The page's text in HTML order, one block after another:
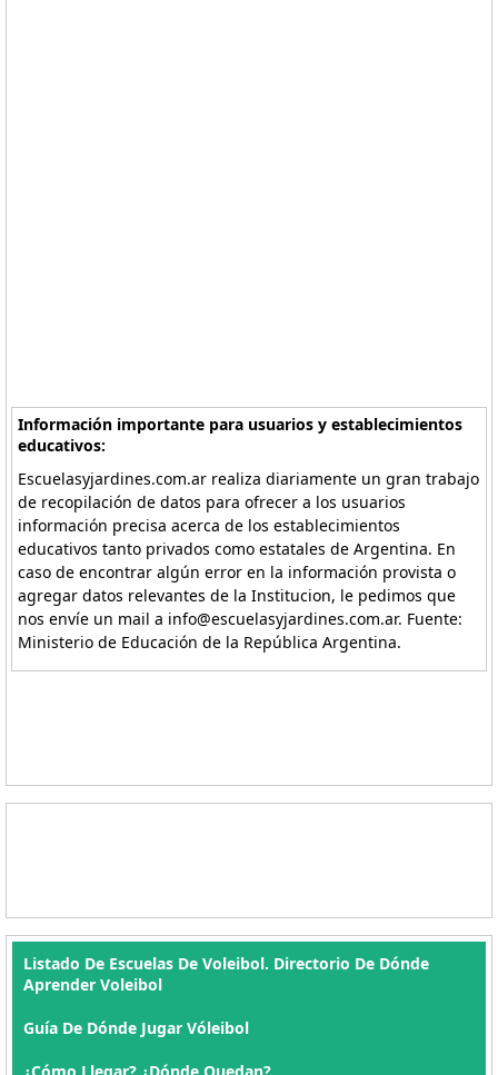
Información importante para usuarios y establecimientos
educativos:
Escuelasyjardines.com.ar realiza diariamente un gran trabajo
de recopilación de datos para ofrecer a los usuarios
información precisa acerca de los establecimientos
educativos tanto privados como estatales de Argentina. En
caso de encontrar algún error en la información provista o
agregar datos relevantes de la Institucion, le pedimos que
nos envíe un mail a info@escuelasyjardines.com.ar. Fuente:
Ministerio de Educación de la República Argentina.
Listado De Escuelas De Voleibol. Directorio De Dónde
Aprender Voleibol
Guía De Dónde Jugar Vóleibol